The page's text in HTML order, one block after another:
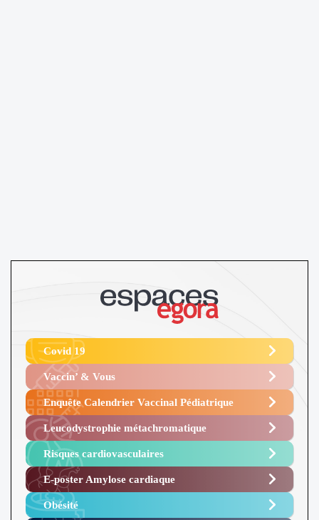
Covid 19
Vaccin’ & Vous
Enquête Calendrier Vaccinal Pédiatrique
Leucodystrophie métachromatique
Risques cardiovasculaires
E-poster Amylose cardiaque ​
Obésité ​